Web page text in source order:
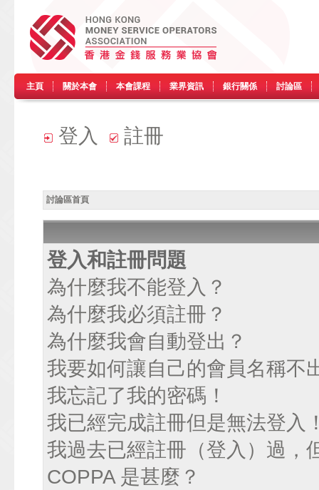
主頁 關於本會 本會課程 業界資訊 銀行關係 討論區
登入 註冊
討論區首頁
登入和註冊問題
為什麼我不能登入？
為什麼我必須註冊？
為什麼我會自動登出？
我要如何讓自己的會員名稱不
我忘記了我的密碼！
我已經完成註冊但是無法登入
我過去已經註冊（登入）過，
COPPA 是甚麼？